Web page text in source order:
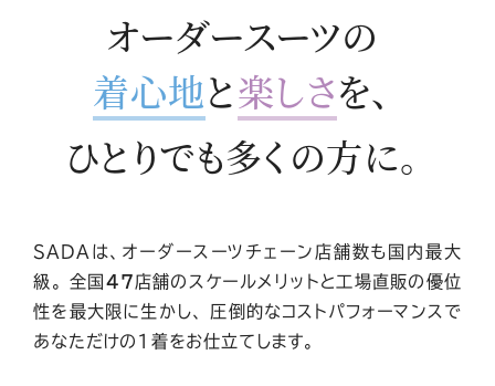
オーダースーツの
着心地と楽しさを、
ひとりでも多くの方に。
SADAは、オーダースーツチェーン店舗数も国内最大
級。
全国 47 店舗のスケールメリットと工場直販の優位
性を最大限に生かし、
圧倒的なコストパフォーマンスで
あなただけの1着をお仕立てします。